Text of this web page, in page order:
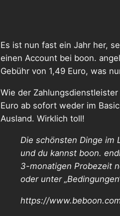
Es ist nun fast ein Jahr her,
einen Account bei boon.
Gebühr von 1,49 Euro, was
Wie der
Euro ab sofort weder im
Ausland. Wirklich toll!
Die schönsten Dinge im
und du kannst boon.
3-monatigen Probezeit
oder unter
https://